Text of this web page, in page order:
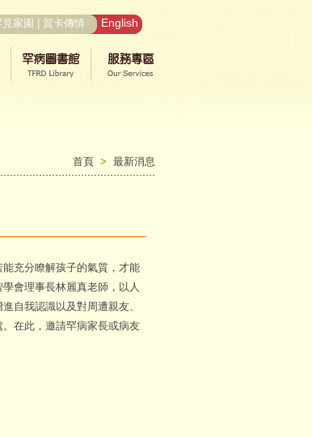
見家園 賀卡傳情 English
首頁 > 最新消息
充分瞭解孩子的氣質，才能
會理事長林麗真老師，以人
自我認識以及對周遭親友、
在此，邀請罕病家長或病友